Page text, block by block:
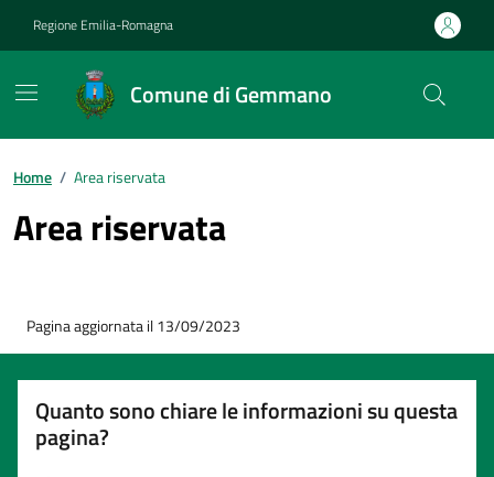
Regione Emilia-Romagna
Comune di Gemmano
Contenuti in evidenza
Home / Area riservata
Area riservata
Pagina aggiornata il 13/09/2023
Quanto sono chiare le informazioni su questa
pagina?